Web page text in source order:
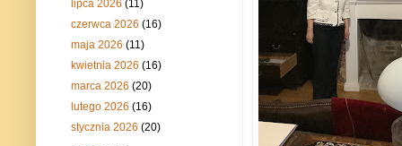
lipca 2026(11)
czerwca 2026(16)
maja 2026(11)
kwietnia 2026(16)
marca 2026(20)
lutego 2026(16)
stycznia 2026(20)